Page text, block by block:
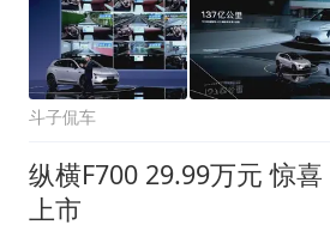
斗子侃车
纵横F700 29.99万元 惊喜
上市